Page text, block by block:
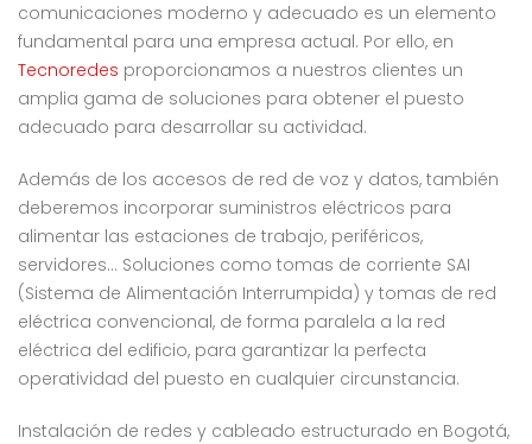
comunicaciones moderno y adecuado es un elemento
fundamental para una empresa actual. Por ello, en
Tecnoredes proporcionamos a nuestros clientes un
amplia gama de soluciones para obtener el puesto
adecuado para desarrollar su actividad.
Además de los accesos de red de voz y datos, también
deberemos incorporar suministros eléctricos para
alimentar las estaciones de trabajo, periféricos,
servidores… Soluciones como tomas de corriente SAI
(Sistema de Alimentación Interrumpida) y tomas de red
eléctrica convencional, de forma paralela a la red
eléctrica del edificio, para garantizar la perfecta
operatividad del puesto en cualquier circunstancia.
Instalación de redes y cableado estructurado en Bogotá,